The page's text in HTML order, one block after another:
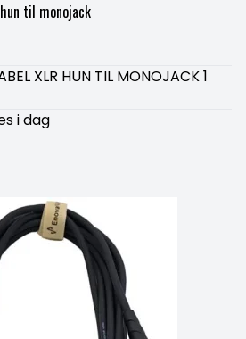
til monojack
XLR HUN TIL MONOJACK 1
i dag